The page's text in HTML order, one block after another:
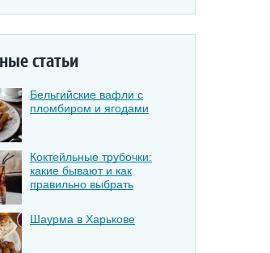
статьи
Бельгийские вафли с
пломбиром и ягодами
Коктейльные трубочки:
какие бывают и как
правильно выбрать
Шаурма в Харькове